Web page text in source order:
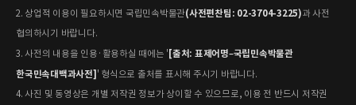
2. 상업적 이용이 필요하시면 국립민속박물관(사전편찬팀: 02-3704-3225)과 사전
협의하시기 바랍니다.
3. 사전의 내용을 인용·활용하실 때에는 ' [출처: 표제어명–국립민속박물관
한국민속대백과사전] ' 형식으로 출처를 표시해 주시기 바랍니다.
4. 사진 및 동영상은 개별 저작권 정보가 상이할 수 있으므로, 이용 전 반드시 저작권